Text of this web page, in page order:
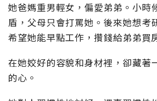
她爸媽重男輕女，偏愛弟弟。小時
盾，父母只會打罵她。後來她想考
希望她能早點工作，攢錢給弟弟買
在她姣好的容貌和身材裡，卻藏著
的心。